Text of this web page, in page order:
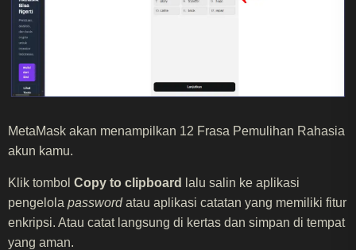
MetaMask akan menampilkan 12 Frasa Pemulihan Rahasia
akun kamu.
Klik tombol Copy to clipboard
lalu salin ke aplikasi
pengelola passwordatau aplikasi catatan yang memiliki fitur
enkripsi. Atau catat langsung di kertas dan simpan di tempat
yang aman.